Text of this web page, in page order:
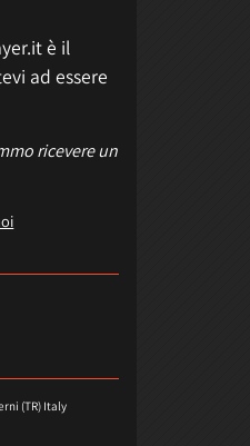
è il
ad essere
ricevere un
(TR) Italy